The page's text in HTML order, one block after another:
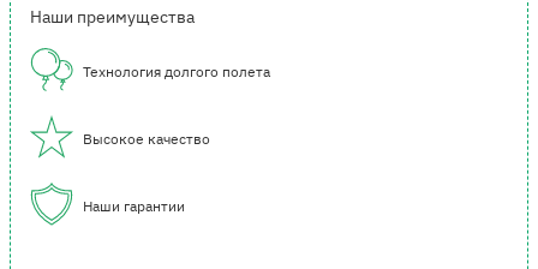
Наши преимущества
Технология долгого полета
Высокое качество
Наши гарантии